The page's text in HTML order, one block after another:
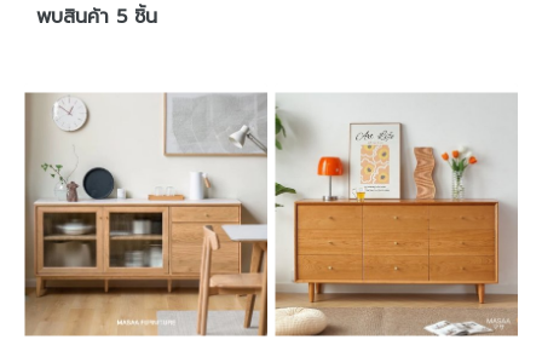
พบสินค้า 5 ชิ้น